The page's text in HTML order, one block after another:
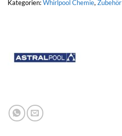
Kategorien:Whirlpool Chemie,Zubehör